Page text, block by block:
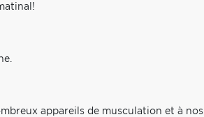
appareils de musculation et à nos